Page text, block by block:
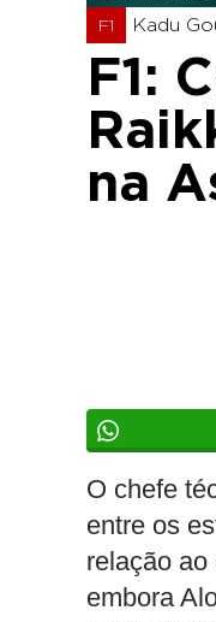
F1 Kadu
F1:
na
O chefe
entre os
relação
embora